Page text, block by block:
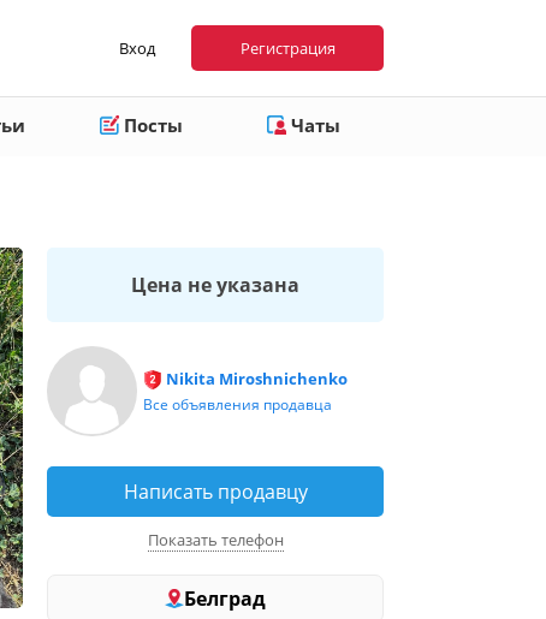
Вход Регистрация
Посты Чаты
Цена не указана
Nikita Miroshnichenko
Все объявления продавца
Написать продавцу
Показать телефон
Белград